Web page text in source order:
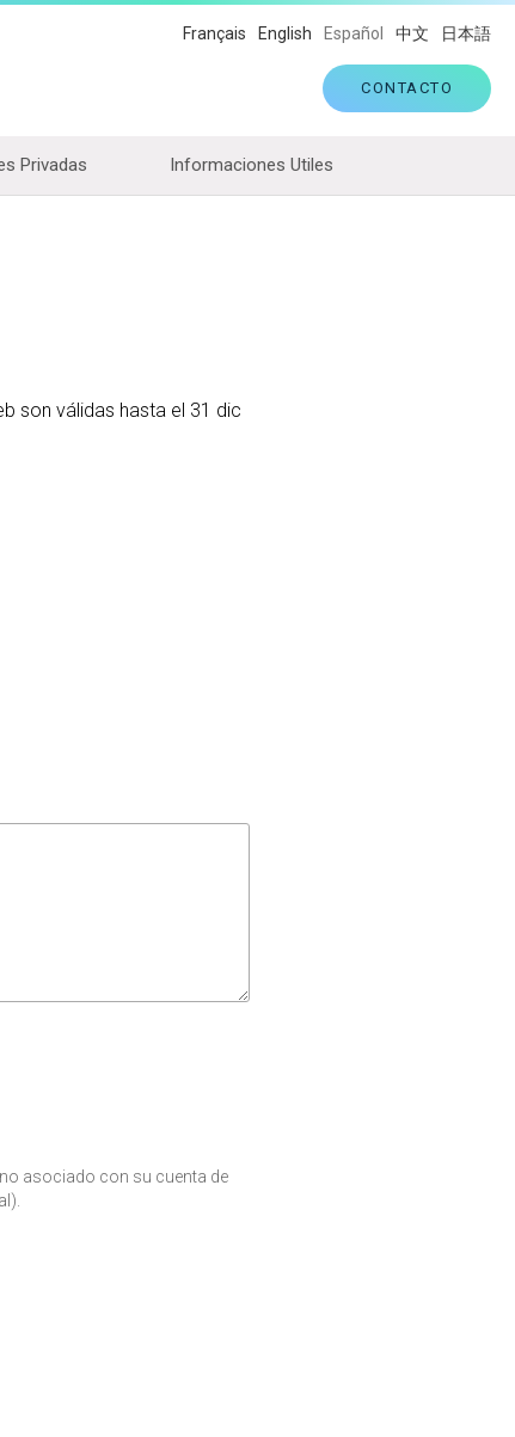
CONTACTO
Français English Español 中文 日本語
Privadas Informaciones Utiles
son válidas hasta el 31 dic
asociado con su cuenta de